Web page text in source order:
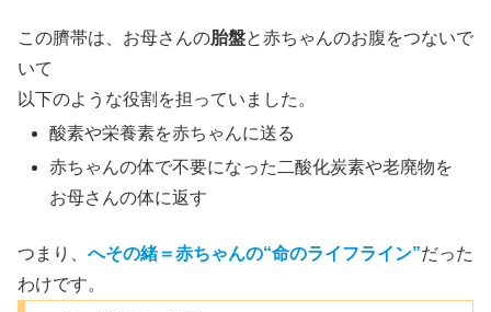
この臍帯は、お母さんの胎盤と赤ちゃんのお腹をつないで
いて
以下のような役割を担っていました。
酸素や栄養素を赤ちゃんに送る
赤ちゃんの体で不要になった二酸化炭素や老廃物を
お母さんの体に返す
つまり、 へその緒＝赤ちゃんの“命のライフライン”だった
わけです。